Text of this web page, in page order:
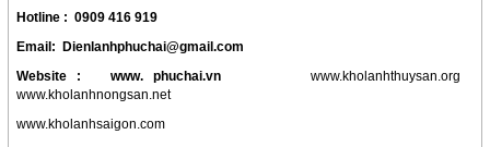
Hotline :0909 416 919
Email: Dienlanhphuchai@gmail.com
Website :
www. phuchai.vn www.kholanhthuysan.org
www.kholanhnongsan.net
www.kholanhsaigon.com